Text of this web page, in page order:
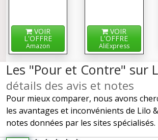
VOIR
L'OFFRE
Amazon
VOIR
L'OFFRE
AliExpress
Les "Pour et Contre" sur
détails des avis et notes
Pour mieux comparer, nous avons
les avantages et inconvénients de Lilo
notes données par les sites spécialisés.